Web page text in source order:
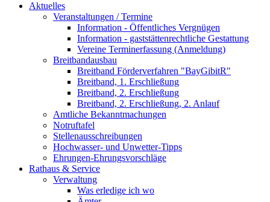
Aktuelles
Veranstaltungen / Termine
Information - Öffentliches Vergnügen
Information - gaststättenrechtliche Gestattung
Vereine Terminerfassung (Anmeldung)
Breitbandausbau
Breitband Förderverfahren "BayGibitR"
Breitband, 1. Erschließung
Breitband, 2. Erschließung
Breitband, 2. Erschließung, 2. Anlauf
Amtliche Bekanntmachungen
Notruftafel
Stellenausschreibungen
Hochwasser- und Unwetter-Tipps
Ehrungen-Ehrungsvorschläge
Rathaus & Service
Verwaltung
Was erledige ich wo